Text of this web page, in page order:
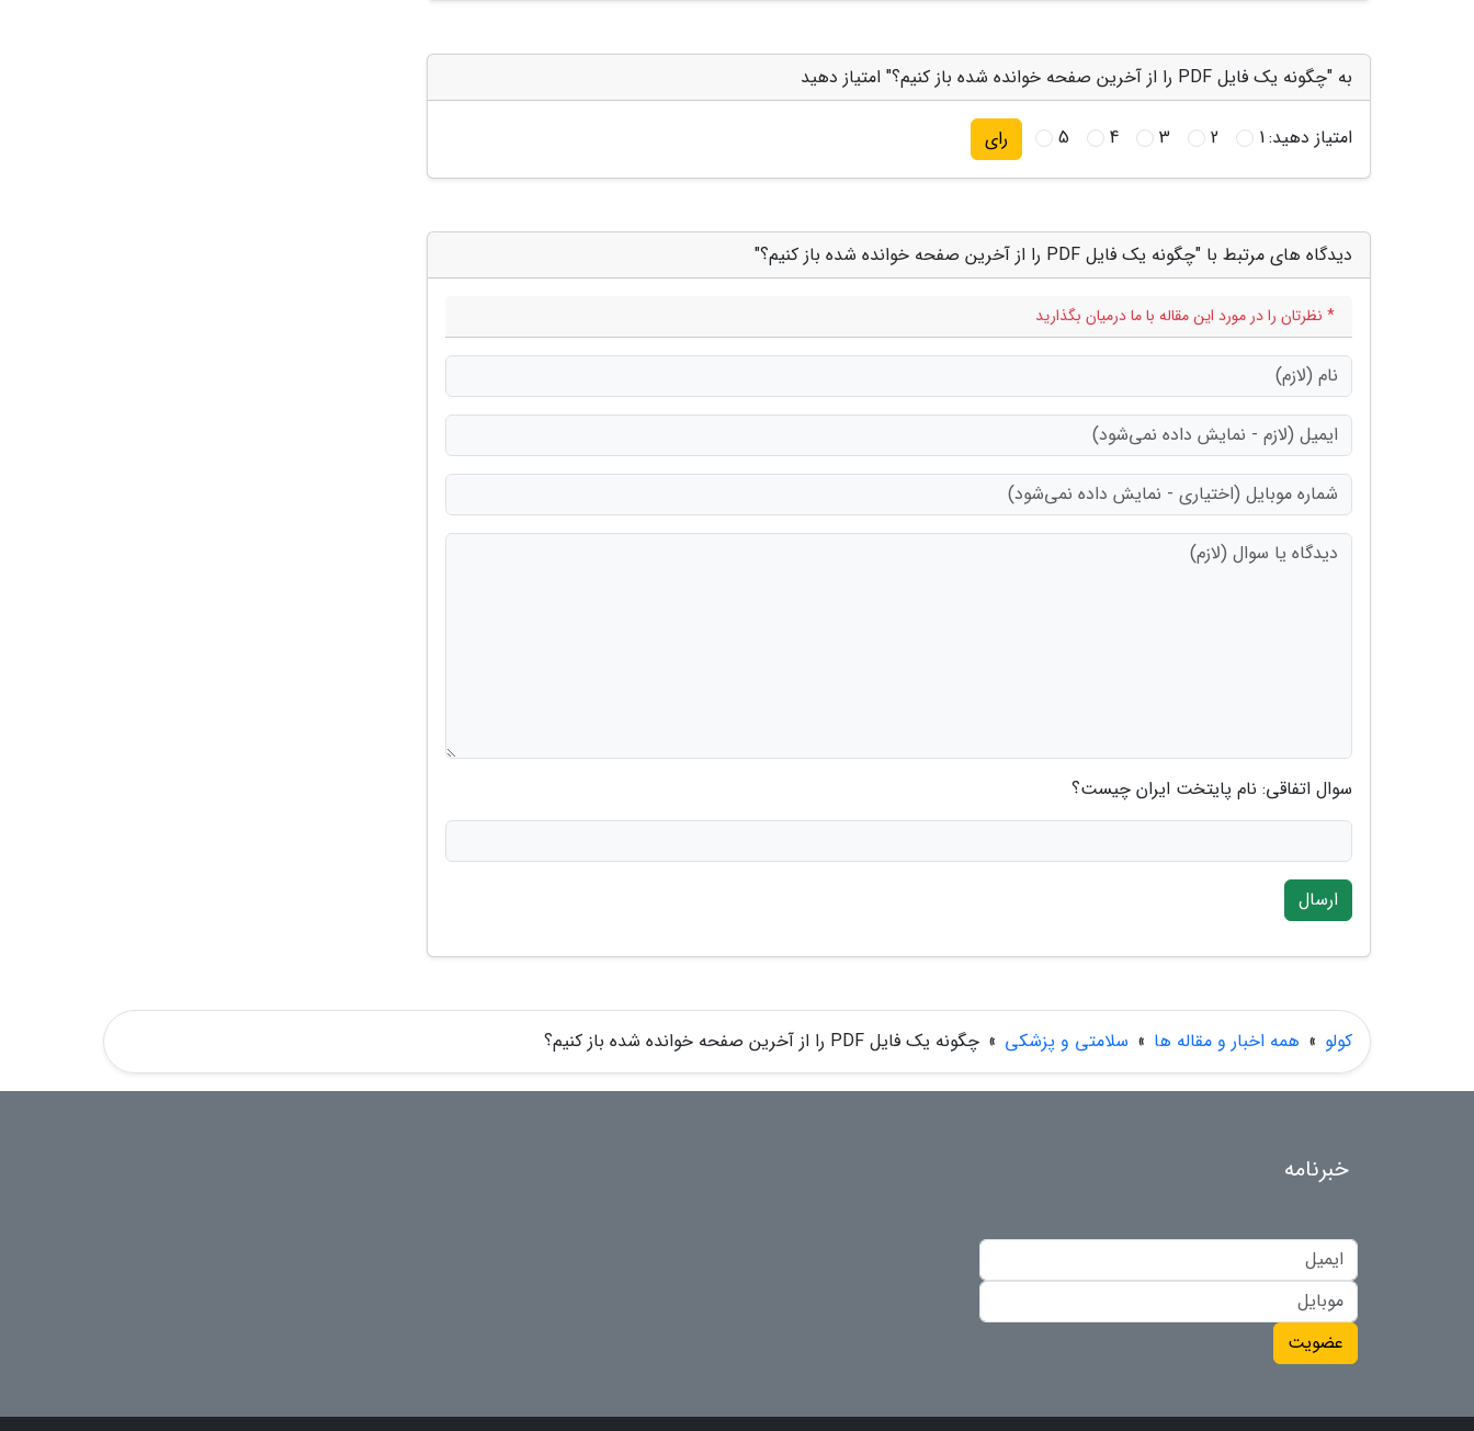
به "چگونه یک فایل PDF را از آخرین صفحه خوانده شده باز کنیم؟" امتیاز دهید
امتیاز دهید:1
2
3
4
5 رای
دیدگاه های مرتبط با "چگونه یک فایل PDF را از آخرین صفحه خوانده شده باز کنیم؟"
* نظرتان را در مورد این مقاله با ما درمیان بگذارید
سوال اتفاقی: نام پایتخت ایران چیست؟
ارسال
کولو » همه اخبار و مقاله ها » سلامتی و پزشکی » چگونه یک فایل PDF را از آخرین صفحه خوانده شده باز کنیم؟
خبرنامه
عضویت